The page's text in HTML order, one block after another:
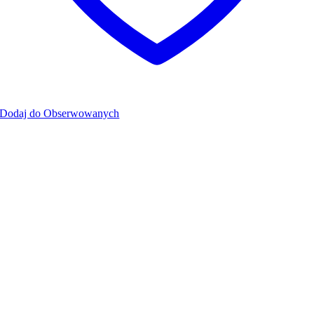
Dodaj do Obserwowanych